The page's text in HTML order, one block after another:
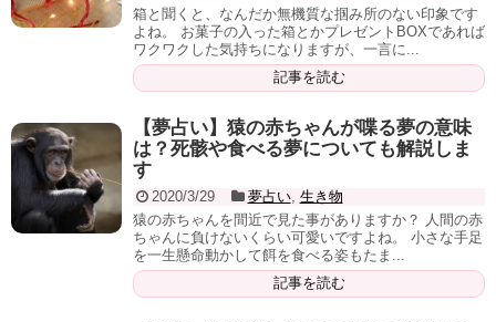
箱と聞くと、なんだか無機質な掴み所のない印象です
よね。 お菓子の入った箱とかプレゼントBOXであれば
ワクワクした気持ちになりますが、一言に...
記事を読む
【夢占い】猿の赤ちゃんが喋る夢の意味
は？死骸や食べる夢についても解説しま
す
2020/3/29 夢占い, 生き物
猿の赤ちゃんを間近で見た事がありますか？ 人間の赤
ちゃんに負けないくらい可愛いですよね。 小さな手足
を一生懸命動かして餌を食べる姿もたま...
記事を読む